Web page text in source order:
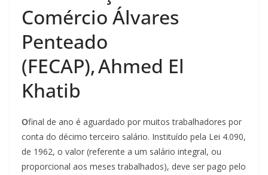
Comércio Álvares
Penteado
(FECAP), Ahmed El
Khatib
Ofinal de ano é aguardado por muitos trabalhadores por
conta do décimo terceiro salário. Instituído pela Lei 4.090,
de 1962, o valor (referente a um salário integral, ou
proporcional aos meses trabalhados), deve ser pago pelo